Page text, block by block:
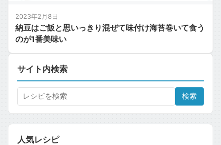
2023年2月8日
納豆はご飯と思いっきり混ぜて味付け海苔巻いて食う
のが1番美味い
サイト内検索
検索
人気レシピ